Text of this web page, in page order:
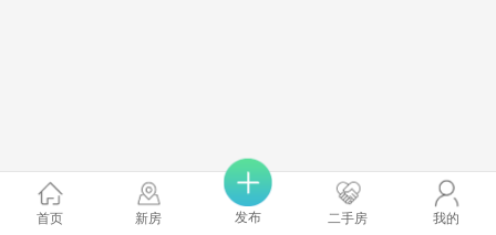
首页 新房 发布 二手房 我的